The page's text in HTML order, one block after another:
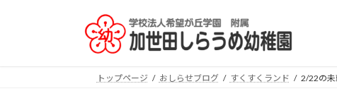
トップページ おしらせブログ すくすくランド 2/22の未